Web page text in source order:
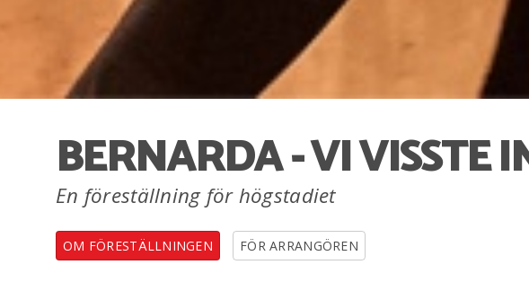
BERNARDA - VI VISSTE
En föreställning för högstadiet
OM FÖRESTÄLLNINGEN FÖR ARRANGÖREN